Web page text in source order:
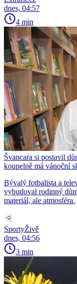
dnes, 04:57
4 min
Švancara si postavil
koupelně má vánoční
Bývalý fotbalista a
vybudoval rodinný
materiál, ale atmosféra.
SportyŽivě
dnes, 04:56
3 min